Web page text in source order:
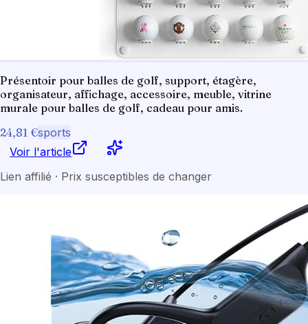
Présentoir pour balles de golf, support, étagère,
organisateur, affichage, accessoire, meuble, vitrine
murale pour balles de golf, cadeau pour amis.
24,81 €sports
Voir l'article
Lien affilié · Prix susceptibles de changer